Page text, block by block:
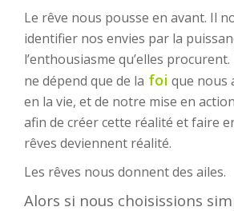
Le rêve nous pousse en avant. Il
identifier nos envies par la
l’enthousiasme qu’elles
ne dépend que de la foi que nous
en la vie, et de notre mise en
afin de créer cette réalité et faire
rêves deviennent réalité.
Les rêves nous donnent des ailes.
Alors si nous choisissions